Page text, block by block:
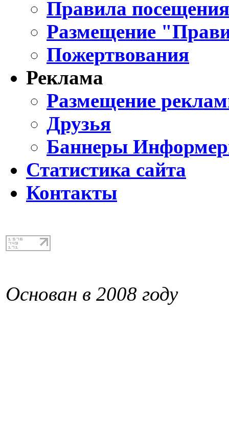
Правила
Размещение
Пожертвования
Реклама
Размещение
Друзья
Баннеры
Статистика сайта
Контакты
Основан в 2008 году